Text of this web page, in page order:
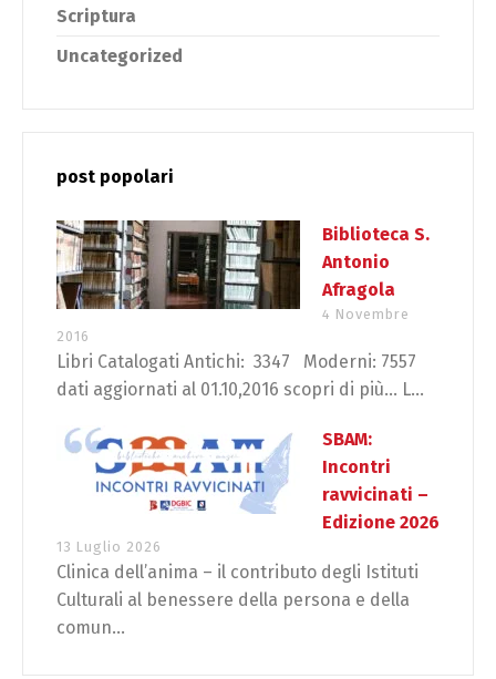
Scriptura
Uncategorized
post popolari
Biblioteca S.
Antonio
Afragola
4 Novembre
2016
Libri Catalogati Antichi: 3347 Moderni: 7557
dati aggiornati al 01.10,2016 scopri di più… L...
SBAM:
Incontri
ravvicinati –
Edizione 2026
13 Luglio 2026
Clinica dell’anima – il contributo degli Istituti
Culturali al benessere della persona e della
comun...